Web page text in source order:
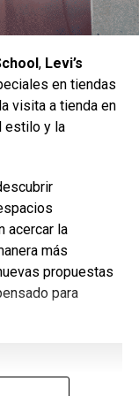
y la integración
fue fluida.
mapas como
por
y
,Levi’s
en tiendas
visita a tienda en
estilo y la
acercar la
más
propuestas
para